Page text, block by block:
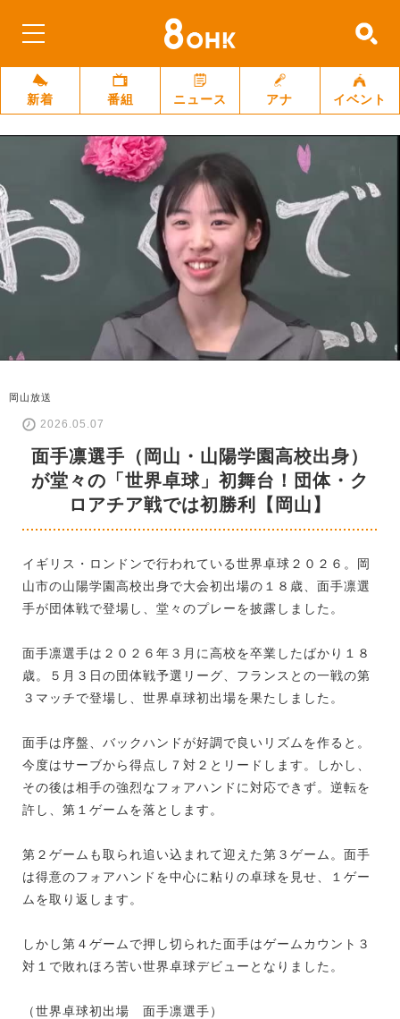
新着 番組 ニュース アナ イベント
岡山放送
2026.05.07
面手凛選手（岡山・山陽学園高校出身）
が堂々の「世界卓球」初舞台！団体・ク
ロアチア戦では初勝利【岡山】
イギリス・ロンドンで行われている世界卓球２０２６。岡
山市の山陽学園高校出身で大会初出場の１８歳、面手凛選
手が団体戦で登場し、堂々のプレーを披露しました。
面手凛選手は２０２６年３月に高校を卒業したばかり１８
歳。５月３日の団体戦予選リーグ、フランスとの一戦の第
３マッチで登場し、世界卓球初出場を果たしました。
面手は序盤、バックハンドが好調で良いリズムを作ると。
今度はサーブから得点し７対２とリードします。しかし、
その後は相手の強烈なフォアハンドに対応できず。逆転を
許し、第１ゲームを落とします。
第２ゲームも取られ追い込まれて迎えた第３ゲーム。面手
は得意のフォアハンドを中心に粘りの卓球を見せ、１ゲー
ムを取り返します。
しかし第４ゲームで押し切られた面手はゲームカウント３
対１で敗れほろ苦い世界卓球デビューとなりました。
（世界卓球初出場 面手凛選手）